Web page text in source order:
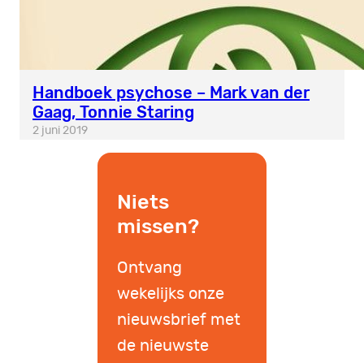
Handboek psychose – Mark van der
Gaag, Tonnie Staring
2 juni 2019
Niets
missen?
Ontvang
wekelijks onze
nieuwsbrief met
de nieuwste